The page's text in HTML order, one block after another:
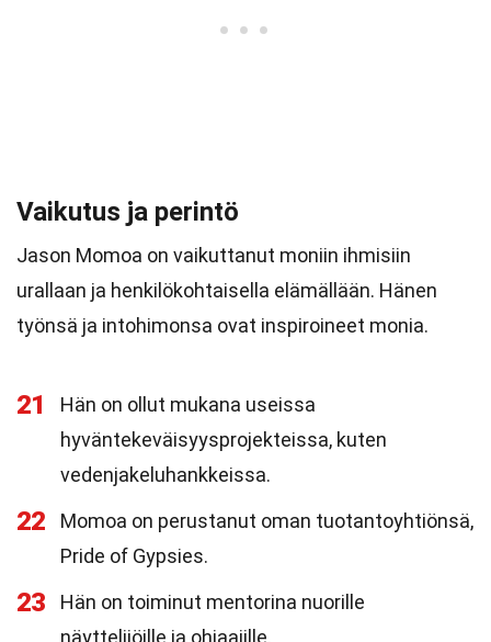
Vaikutus ja perintö
Jason Momoa on vaikuttanut moniin ihmisiin
urallaan ja henkilökohtaisella elämällään. Hänen
työnsä ja intohimonsa ovat inspiroineet monia.
21
Hän on ollut mukana useissa
hyväntekeväisyysprojekteissa, kuten
vedenjakeluhankkeissa.
22
Momoa on perustanut oman tuotantoyhtiönsä,
Pride of Gypsies.
23
Hän on toiminut mentorina nuorille
näyttelijöille ja ohjaajille.